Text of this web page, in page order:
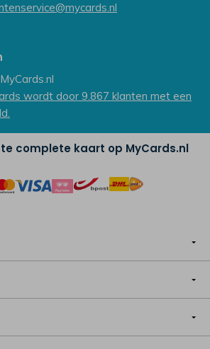
MyCards.nl
wordt door 9.867 klanten met een
complete kaart op MyCards.nl